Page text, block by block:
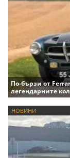
По-бързи от
легендарните
НОВИНИ